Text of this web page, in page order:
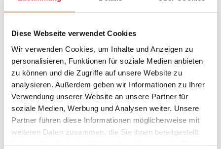
Diese Webseite verwendet Cookies
Wir verwenden Cookies, um Inhalte und Anzeigen zu
personalisieren, Funktionen für soziale Medien anbieten
zu können und die Zugriffe auf unsere Website zu
analysieren. Außerdem geben wir Informationen zu Ihrer
Verwendung unserer Website an unsere Partner für
soziale Medien, Werbung und Analysen weiter. Unsere
Partner führen diese Informationen möglicherweise mit
weiteren Daten zusammen, die Sie ihnen bereitgestellt
Förderungen 2022
Rebfläche 2022
Pferde 2022
Rinder 2022
Schweine 2022
Schafe 2022
Geflügel 2022